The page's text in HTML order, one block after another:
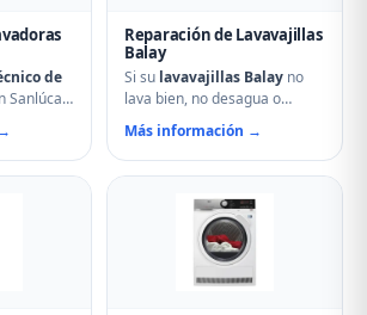
de
Sanlúcar
de
Reparación de Lavavajillas
Balay
Si su lavavajillas Balay no
lava bien, no desagua o
muestra errores en el display,
nuestro servicio técnico en
Sanlúcar de Barrameda
aspersores obstruidos,
bombas de desagüe,
problemas de secado y fallos
electrónicos con piezas
Más información →